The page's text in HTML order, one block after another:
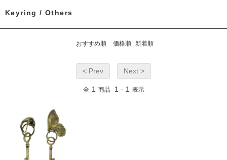
Keyring / Others
おすすめ順 価格順 新着順
< Prev Next >
全 1 商品 1 - 1 表示